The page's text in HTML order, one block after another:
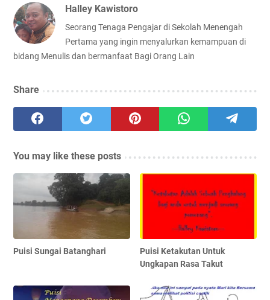
Halley Kawistoro
Seorang Tenaga Pengajar di Sekolah Menengah
Pertama yang ingin menyalurkan kemampuan di
bidang Menulis dan bermanfaat Bagi Orang Lain
Share
You may like these posts
Puisi Sungai Batanghari
Puisi Ketakutan Untuk
Ungkapan Rasa Takut